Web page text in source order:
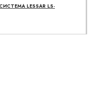
LESSAR LS-